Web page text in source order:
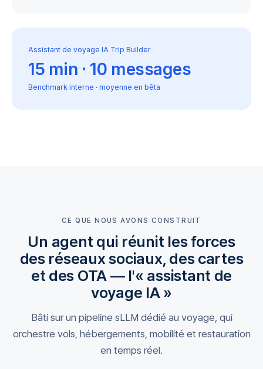
Assistant de voyage IA Trip Builder
15 min · 10 messages
Benchmark interne · moyenne en bêta
CE QUE NOUS AVONS CONSTRUIT
Un agent qui réunit les forces
des réseaux sociaux, des cartes
et des OTA — l'« assistant de
voyage IA »
Bâti sur un pipeline sLLM dédié au voyage, qui
orchestre vols, hébergements, mobilité et restauration
en temps réel.